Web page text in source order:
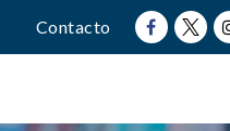
Contacto